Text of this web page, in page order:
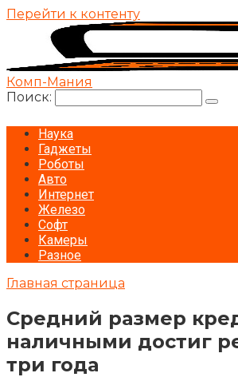
Перейти к контенту
Комп-Мания
Поиск:
Наука
Гаджеты
Роботы
Авто
Интернет
Железо
Софт
Камеры
Разное
Главная страница
Средний размер
наличными достиг
три года